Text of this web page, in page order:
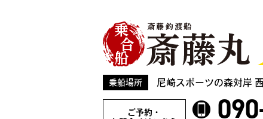
乗船場所 尼崎スポーツの森対岸
ご予約・